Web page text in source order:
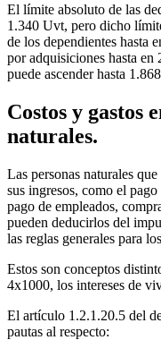
El límite absoluto de las
1.340 Uvt, pero dicho
de los dependientes
por adquisiciones hasta
puede ascender hasta
Costos y gastos
naturales.
Las personas naturales
sus ingresos, como el
pago de empleados,
pueden deducirlos del
las reglas generales para
Estos son conceptos
4x1000, los intereses de
El artículo 1.2.1.20.5 del
pautas al respecto: